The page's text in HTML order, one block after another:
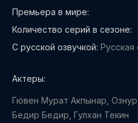
Премьера в мире:
Количество серий в сезоне:
С русской озвучкой: Русская
Актеры:
Гювен Мурат Акпынар,
Бедир Бедир, Гулхан Текин